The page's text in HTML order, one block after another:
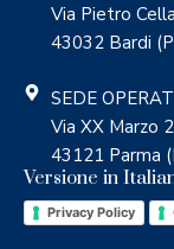
Via Pietro
43032 Bardi
SEDE
Via XX Marzo
43121 Parma
Versione in
Privacy Policy